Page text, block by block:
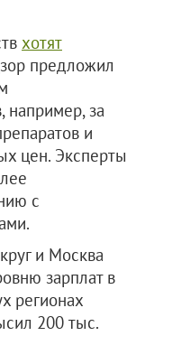
хотят
предложил
например, за
и
цен. Эксперты
с
и Москва
зарплат в
регионах
200 тыс.